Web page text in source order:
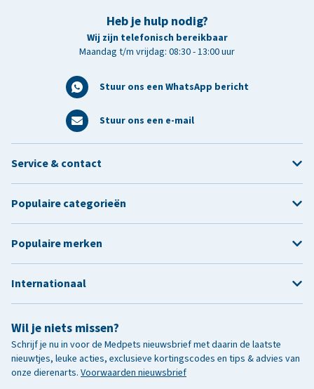
Heb je hulp nodig?
Wij zijn telefonisch bereikbaar
Maandag t/m vrijdag: 08:30 - 13:00 uur
Stuur ons een WhatsApp bericht
Stuur ons een e-mail
Wil je niets missen?
Schrijf je nu in voor de Medpets nieuwsbrief met daarin de laatste
nieuwtjes, leuke acties, exclusieve kortingscodes en tips & advies van
onze dierenarts. Voorwaarden nieuwsbrief
Service & contact
Populaire categorieën
Populaire merken
Internationaal